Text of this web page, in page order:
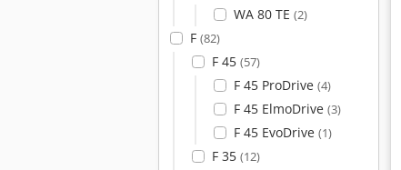
WA 80 TE (2)
F (82)
F 45 (57)
F 45 ProDrive (4)
F 45 ElmoDrive (3)
F 45 EvoDrive (1)
F 35 (12)